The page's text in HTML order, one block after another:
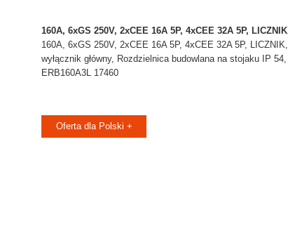
160A, 6xGS 250V, 2xCEE 16A 5P, 4xCEE 32A 5P,
160A, 6xGS 250V, 2xCEE 16A 5P, 4xCEE 32A 5P, LICZNIK,
wyłącznik główny, Rozdzielnica budowlana na stojaku IP 54,
ERB160A3L 17460
Oferta dla Polski +